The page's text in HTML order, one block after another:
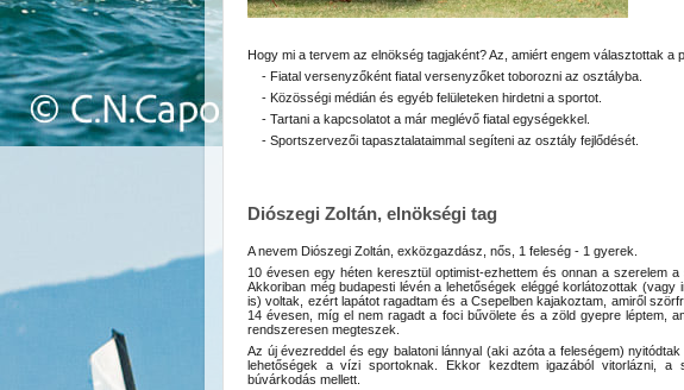
Hogy mi a tervem az elnökség tagjaként? Az, amiért engem választottak a
- Fiatal versenyzőként fiatal versenyzőket toborozni az osztályba.
- Közösségi médián és egyéb felületeken hirdetni a sportot.
- Tartani a kapcsolatot a már meglévő fiatal egységekkel.
- Sportszervezői tapasztalataimmal segíteni az osztály fejlődését.
Diószegi Zoltán, elnökségi tag
A nevem Diószegi Zoltán, exközgazdász, nős, 1 feleség - 1 gyerek.
10 évesen egy héten keresztül optimist-ezhettem és onnan a szerelem a
Akkoriban még budapesti lévén a lehetőségek eléggé korlátozottak (vagy
is) voltak, ezért lapátot ragadtam és a Csepelben kajakoztam, amiről
14 évesen, míg el nem ragadt a foci bűvölete és a zöld gyepre léptem,
rendszeresen megteszek.
Az új évezreddel és egy balatoni lánnyal (aki azóta a feleségem)
lehetőségek a vízi sportoknak. Ekkor kezdtem igazából vitorlázni, a
búvárkodás mellett.